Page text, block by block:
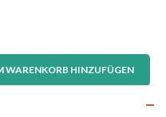
WARENKORB HINZUFÜGEN